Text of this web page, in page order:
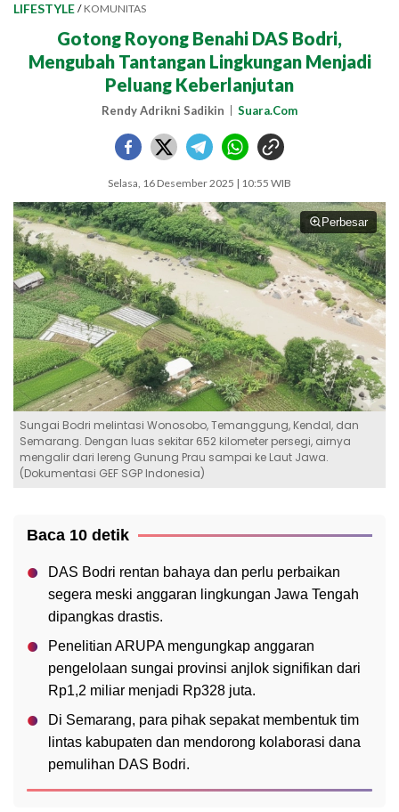
LIFESTYLE / KOMUNITAS
Gotong Royong Benahi DAS Bodri,
Mengubah Tantangan Lingkungan Menjadi
Peluang Keberlanjutan
Rendy Adrikni Sadikin Suara.Com
Selasa, 16 Desember 2025 | 10:55 WIB
Perbesar
Sungai Bodri melintasi Wonosobo, Temanggung, Kendal, dan
Semarang. Dengan luas sekitar 652 kilometer persegi, airnya
mengalir dari lereng Gunung Prau sampai ke Laut Jawa.
(Dokumentasi GEF SGP Indonesia)
Baca 10 detik
DAS Bodri rentan bahaya dan perlu perbaikan
segera meski anggaran lingkungan Jawa Tengah
dipangkas drastis.
Penelitian ARUPA mengungkap anggaran
pengelolaan sungai provinsi anjlok signifikan dari
Rp1,2 miliar menjadi Rp328 juta.
Di Semarang, para pihak sepakat membentuk tim
lintas kabupaten dan mendorong kolaborasi dana
pemulihan DAS Bodri.